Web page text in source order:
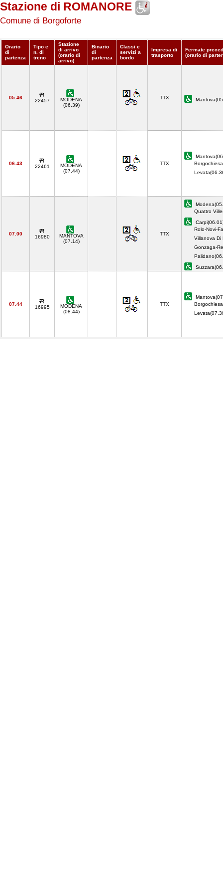
Stazione di ROMANORE
Comune di Borgoforte
Orario
di
partenza
Tipo e
n. di
treno
Stazione
di arrivo
(orario di
arrivo)
Binario
di
partenza
Classi e
servizi a
bordo
Impresa di
trasporto
Fermate
(orario di
05.46
22457
MODENA
(06.39)
TTX
06.43
22461
MODENA
(07.44)
TTX
07.00
16980
MANTOVA
(07.14)
TTX
Quattro
Rolo-Novi-
Villanova Di
Gonzaga-
07.44
16995
MODENA
(08.44)
TTX